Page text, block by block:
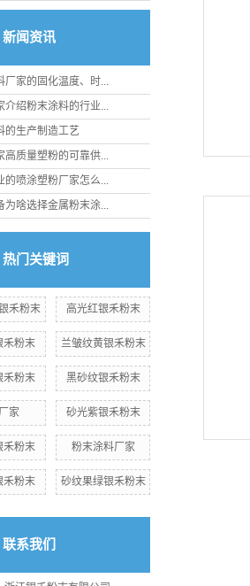
新闻资讯
厂家的固化温度、时...
介绍粉末涂料的行业...
的生产制造工艺
高质量塑粉的可靠供...
的喷涂塑粉厂家怎么...
为啥选择金属粉末涂...
热门关键词
禾粉末 高光红银禾粉末
禾粉末 兰皱纹黄银禾粉末
禾粉末 黑砂纹银禾粉末
家 砂光紫银禾粉末
禾粉末 粉末涂料厂家
禾粉末 砂纹果绿银禾粉末
联系我们